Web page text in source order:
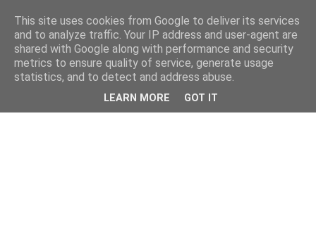
This site uses cookies from Google to deliver its services
and to analyze traffic. Your IP address and user-agent are
shared with Google along with performance and security
metrics to ensure quality of service, generate usage
statistics, and to detect and address abuse.
LEARN MORE GOT IT